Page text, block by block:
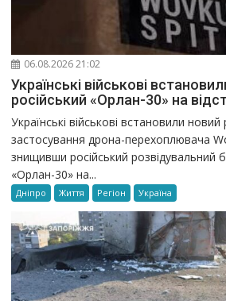
06.08.2026 21:02
Українські військові
російський «Орлан-30» на
Українські військові встановили
застосування дрона-перехоплювача
знищивши російський розвідувальний
«Орлан-30» на...
Дніпро Життя Регіон Україна